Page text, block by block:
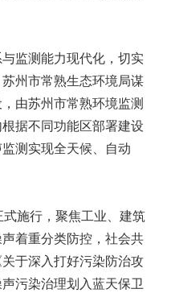
监测能力现代化，切实
州市常熟生态环境局谋
由苏州市常熟环境监测
据不同功能区部署建设
测实现全天候、自动
施行，聚焦工业、建筑
着重分类防控，社会共
于深入打好污染防治攻
污染治理划入蓝天保卫